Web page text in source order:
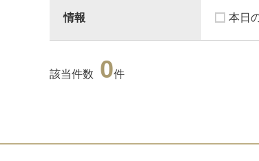
情報 本日
該当件数 0件